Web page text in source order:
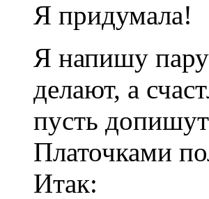
Я придумала!
Я напишу
делают, а
пусть
Платочками
Итак: